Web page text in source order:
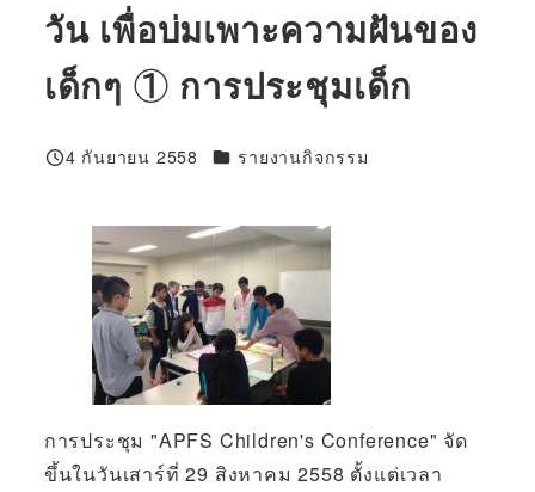
วัน เพื่อบ่มเพาะความฝันของ
เด็กๆ ① การประชุมเด็ก
ที่ตีพิมพ์
4 กันยายน 2558 100%รายงานกิจกรรม
การประชุม "APFS Children's Conference" จัด
ขึ้นในวันเสาร์ที่ 29 สิงหาคม 2558 ตั้งแต่เวลา